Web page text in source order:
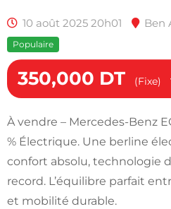
10 août 2025 20h01 Ben
Populaire
350,000 DT (Fixe)
À vendre – Mercedes-Benz
% Électrique. Une berline
confort absolu, technologie
record. L’équilibre parfait
et mobilité durable.